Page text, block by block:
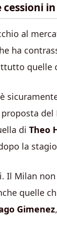
al
ha
quelle
del
di Theo
la
Il Milan
quelle
Gimenez